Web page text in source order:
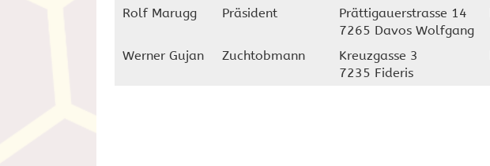
Rolf Marugg Präsident
Prättigauerstrasse 14
7265 Davos Wolfgang
Werner Gujan Zuchtobmann
Kreuzgasse 3
7235 Fideris